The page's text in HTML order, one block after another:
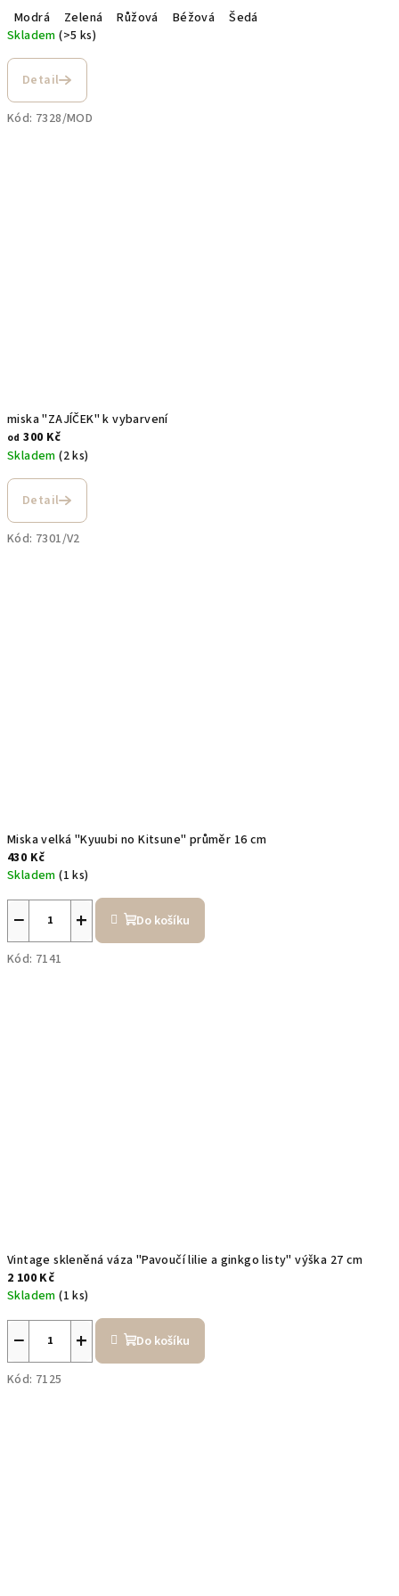
Modrá
Zelená Růžová Béžová
Šedá
Skladem(>5 ks)
Detail
Kód: 7328/MOD
miska "ZAJÍČEK" k vybarvení
od 300 Kč
Skladem(2 ks)
Detail
Kód: 7301/V2
Miska velká "Kyuubi no Kitsune" průměr 16 cm
430 Kč
Skladem(1 ks)
+
− Do košíku
Kód: 7141
Vintage skleněná váza "Pavoučí lilie a ginkgo listy" výška 27 cm
2 100 Kč
Skladem(1 ks)
+
− Do košíku
Kód: 7125